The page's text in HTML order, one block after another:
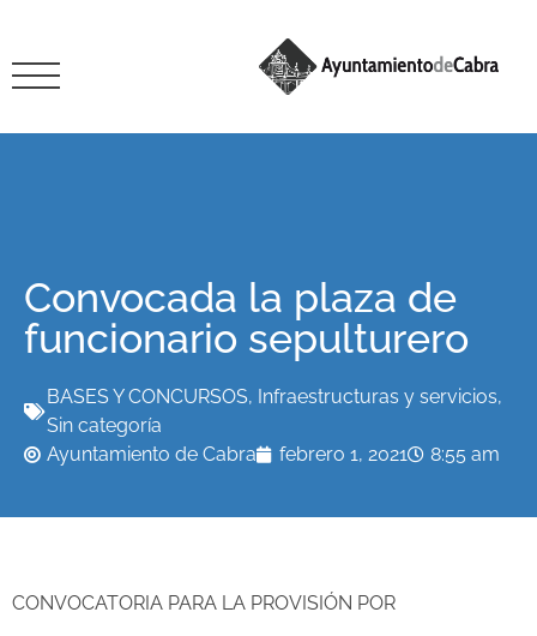
Convocada la plaza de
funcionario sepulturero
BASES Y CONCURSOS, Infraestructuras y servicios,
Sin categoría
Ayuntamiento de Cabra
febrero 1, 2021 8:55 am
CONVOCATORIA PARA LA PROVISIÓN POR